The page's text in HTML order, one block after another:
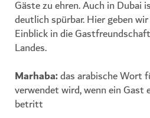
Gäste zu ehren. Auch in Dubai
deutlich spürbar. Hier geben
Einblick in die
Landes.
Marhaba:das arabische Wort
verwendet wird, wenn ein Gast
betritt